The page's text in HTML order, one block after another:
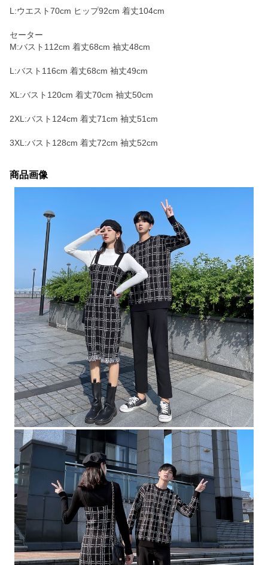
L:ウエスト70cm ヒップ92cm 着丈104cm
セーター
M:バスト112cm 着丈68cm 袖丈48cm
L:バスト116cm 着丈68cm 袖丈49cm
XL:バスト120cm 着丈70cm 袖丈50cm
2XL:バスト124cm 着丈71cm 袖丈51cm
3XL:バスト128cm 着丈72cm 袖丈52cm
商品画像